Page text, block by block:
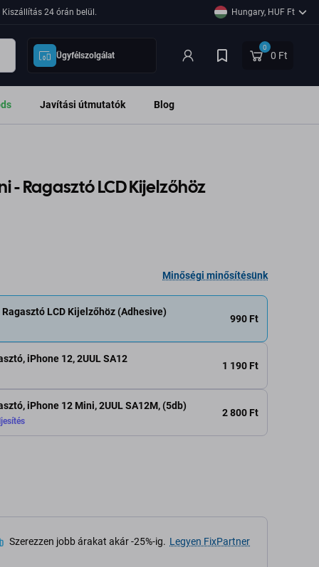
24 órán belül. Hungary, HUF Ft
Ügyfélszolgálat
0
0 Ft
Javítási útmutatók Blog
- Ragasztó LCD Kijelzőhöz
Minőségi minősítésünk
LCD Kijelzőhöz (Adhesive)
990 Ft
iPhone 12, 2UUL SA12
1 190 Ft
iPhone 12 Mini, 2UUL SA12M, (5db)
2 800 Ft
Szerezzen jobb árakat akár -25%-ig. Legyen FixPartner